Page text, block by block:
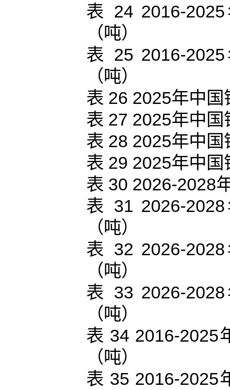
表 24 2016-
（吨）
表 25 2016-
（吨）
表 26 2025年中
表 27 2025年中
表 28 2025年中
表 29 2025年中
表 30 2026-2028
表 31 2026-
（吨）
表 32 2026-
（吨）
表 33 2026-
（吨）
表 34 2016-2025
（吨）
表 35 2016-2025